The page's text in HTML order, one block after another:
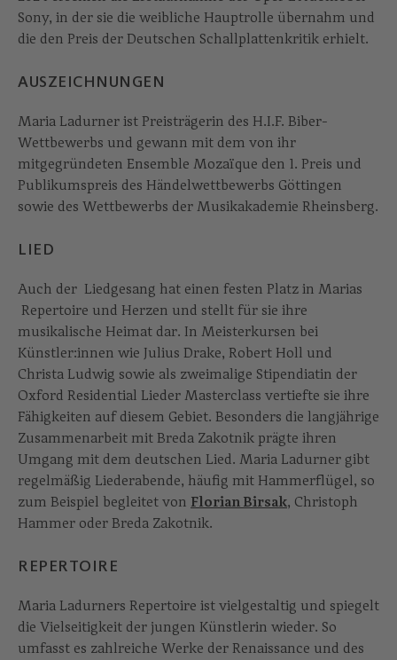
Sony, in der sie die weibliche Hauptrolle übernahm und
die den Preis der Deutschen Schallplattenkritik erhielt.
AUSZEICHNUNGEN
Maria Ladurner ist Preisträgerin des H.I.F. Biber-
Wettbewerbs und gewann mit dem von ihr
mitgegründeten Ensemble Mozaïque den 1. Preis und
Publikumspreis des Händelwettbewerbs Göttingen
sowie des Wettbewerbs der Musikakademie Rheinsberg.
LIED
Auch der Liedgesang hat einen festen Platz in Marias
Repertoire und Herzen und stellt für sie ihre
musikalische Heimat dar. In Meisterkursen bei
Künstler:innen wie Julius Drake, Robert Holl und
Christa Ludwig sowie als zweimalige Stipendiatin der
Oxford Residential Lieder Masterclass vertiefte sie ihre
Fähigkeiten auf diesem Gebiet. Besonders die langjährige
Zusammenarbeit mit Breda Zakotnik prägte ihren
Umgang mit dem deutschen Lied. Maria Ladurner gibt
regelmäßig Liederabende, häufig mit Hammerflügel, so
zum Beispiel begleitet von Florian Birsak, Christoph
Hammer oder Breda Zakotnik.
REPERTOIRE
Maria Ladurners Repertoire ist vielgestaltig und spiegelt
die Vielseitigkeit der jungen Künstlerin wieder. So
umfasst es zahlreiche Werke der Renaissance und des